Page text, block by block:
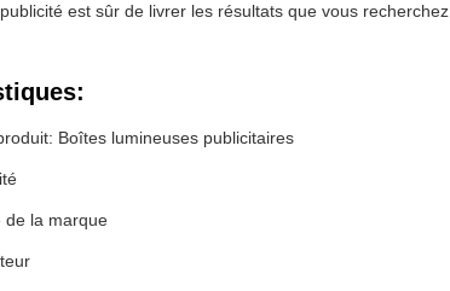
est sûr de livrer les résultats que vous recherchez.
Boîtes lumineuses publicitaires
de la marque